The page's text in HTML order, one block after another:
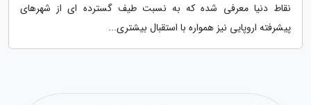
نقاط دنیا معرفی شده که به نسبت طیف گسترده ای از شهرهای
پیشرفته اروپایی نیز همواره با استقبال بیشتری...